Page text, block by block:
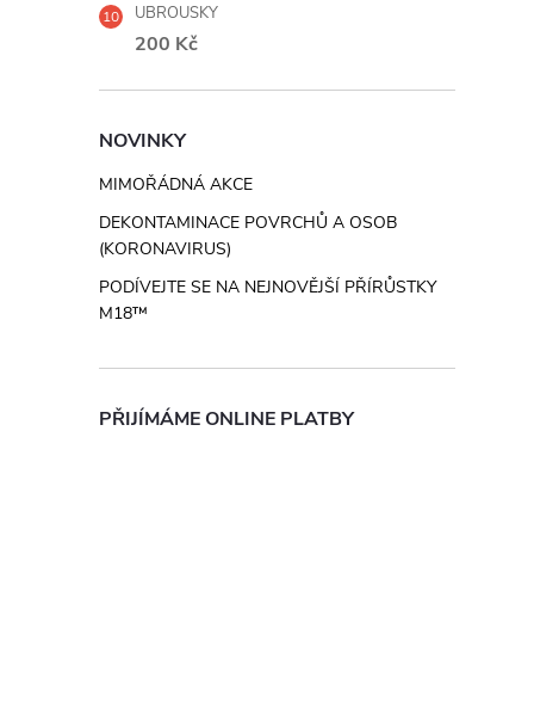
UBROUSKY
200 Kč
NOVINKY
MIMOŘÁDNÁ AKCE
DEKONTAMINACE POVRCHŮ A OSOB
(KORONAVIRUS)
PODÍVEJTE SE NA NEJNOVĚJŠÍ PŘÍRŮSTKY
M18™
PŘIJÍMÁME ONLINE PLATBY